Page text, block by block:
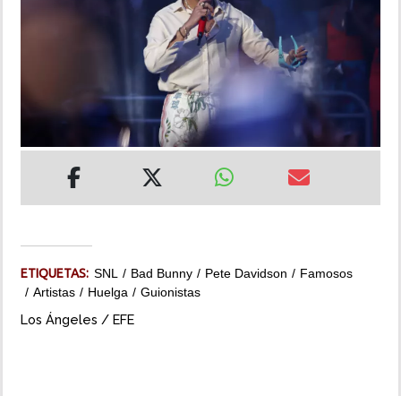
ETIQUETAS: SNL Bad Bunny Pete Davidson
Famosos
Artistas
Huelga Guionistas
Los Ángeles / EFE